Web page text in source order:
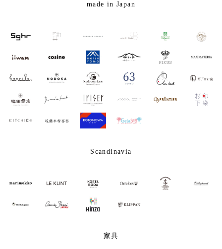
made in Japan
Scandinavia
家具